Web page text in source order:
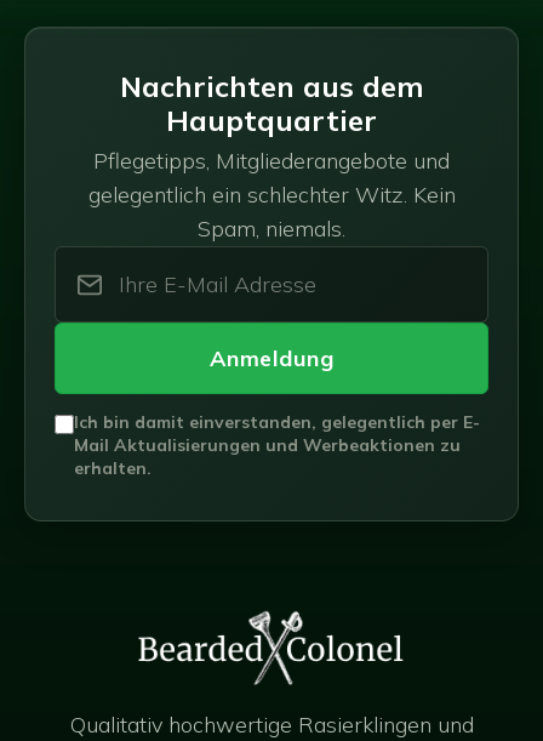
Nachrichten aus dem
Hauptquartier
Pflegetipps, Mitgliederangebote und
gelegentlich ein schlechter Witz. Kein
Spam, niemals.
Anmeldung
Ich bin damit einverstanden, gelegentlich per E-
Mail Aktualisierungen und Werbeaktionen zu
erhalten.
Qualitativ hochwertige Rasierklingen und